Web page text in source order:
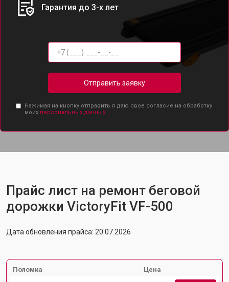
Гарантия до 3-х лет
Отправить заявку
Нажимая на кнопку отправить я даю свое согласие на обработку
моих персональных данных.
Прайс лист на ремонт беговой
дорожки VictoryFit VF-500
Дата обновления прайса: 20.07.2026
Поломка Цена